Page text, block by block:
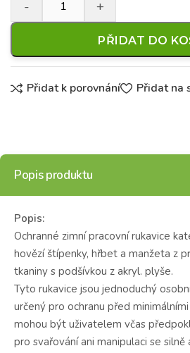
PŘIDAT DO
Přidat k porovnání Přidat na
Popis produktu
Popis:
Ochranné zimní pracovní rukavice
hovězí štípenky, hřbet a manžeta z
tkaniny s podšívkou z akryl. plyše.
Tyto rukavice jsou jednoduchý
určený pro ochranu před
mohou být uživatelem včas
pro svařování ani manipulaci se silně